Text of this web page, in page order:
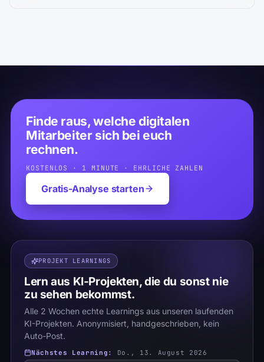
Finde raus, welche digitalen
Mitarbeiter sich bei euch
rechnen.
KOSTENLOS · 1 MINUTE · EHRLICHE ZAHLEN
Gratis-Analyse starten
PROJEKT LEARNINGS
Lern aus KI-Projekten, die du sonst nie
zu sehen bekommst.
Alle 2 Wochen echte Learnings aus unseren laufenden
KI-Projekten. Anonymisiert, handgeschrieben, kein
Auto-Post.
Nächstes Learning: Do., 13. August 2026